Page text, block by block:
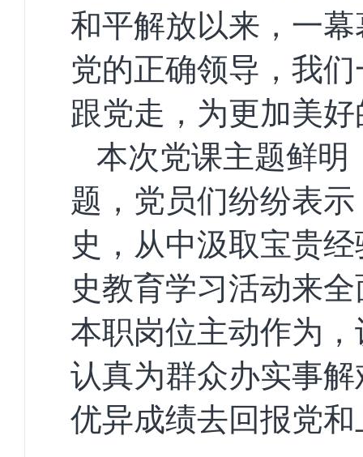
和平解放以来，一
党的正确领导，我
跟党走，为更加美
本次党课主题鲜明
题， 党员们纷纷表
史，从中汲取宝贵
史教育学习活动来
本职岗位主动作为
认真为群众办实事解
优异成绩去回报党